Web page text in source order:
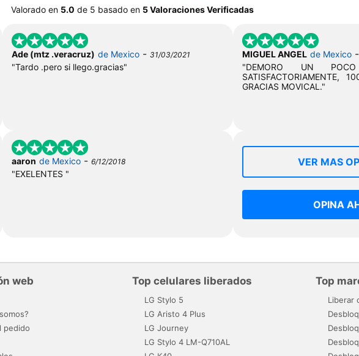
Valorado en 5.0 de 5 basado en 5 Valoraciones Verificadas
Ade (mtz .veracruz) de Mexico- 31/03/2021
"Tardo .pero si llego.gracias"
MIGUEL ANGEL de Mexico -
"DEMORO UN
SATISFACTORIAMENTE,
GRACIAS MOVICAL."
aaron de Mexico- 6/12/2018
"EXELENTES "
VER MAS
OPINA
web
pedido
Top celulares liberados
LG Stylo 5
LG Aristo 4 Plus
LG Journey
LG Stylo 4 LM-Q710AL
Top
Liberar